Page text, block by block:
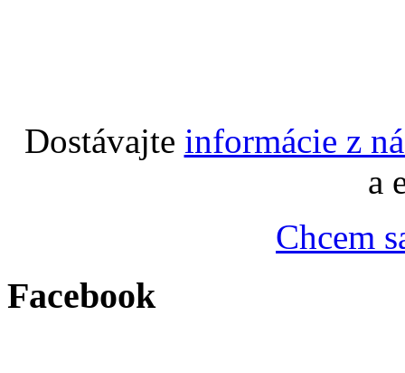
Dostávajte informácie z
a
Chcem
Facebook